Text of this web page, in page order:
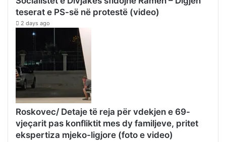
teserat e PS-së në protestë (video)
2 days ago
Roskovec/ Detaje të reja për vdekjen e 69-
vjeçarit pas konfliktit mes dy familjeve, pritet
ekspertiza mjeko-ligjore (foto e video)